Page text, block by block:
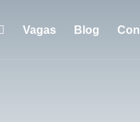
Vagas Blog